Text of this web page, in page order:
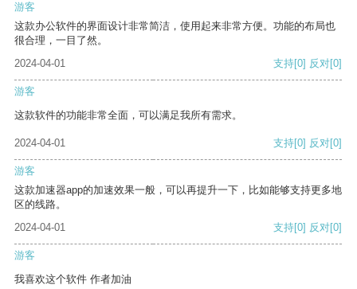
游客
这款办公软件的界面设计非常简洁，使用起来非常方便。功能的布局也
很合理，一目了然。
2024-04-01
支持[0] 反对[0]
游客
这款软件的功能非常全面，可以满足我所有需求。
2024-04-01 支持[0] 反对[0]
游客
这款加速器app的加速效果一般，可以再提升一下，比如能够支持更多地
区的线路。
2024-04-01
支持[0] 反对[0]
游客
我喜欢这个软件 作者加油